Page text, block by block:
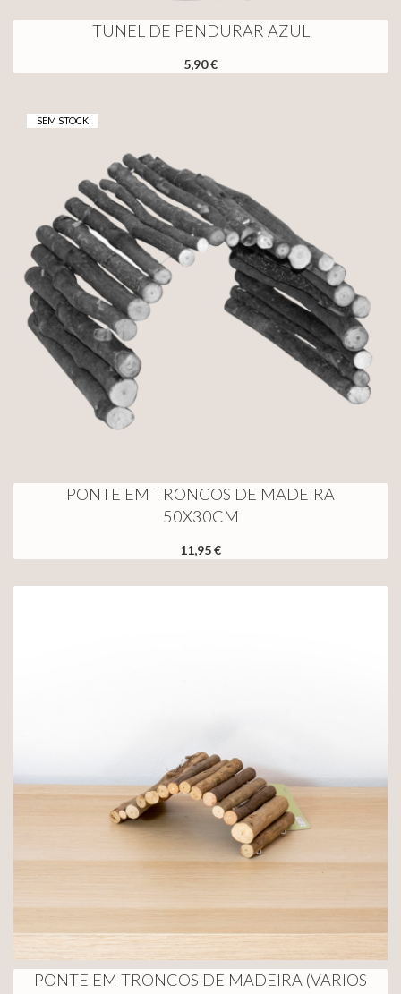
TUNEL DE PENDURAR AZUL
5,90 €
SEM STOCK
PONTE EM TRONCOS DE MADEIRA
50X30CM
11,95 €
PONTE EM TRONCOS DE MADEIRA (VARIOS